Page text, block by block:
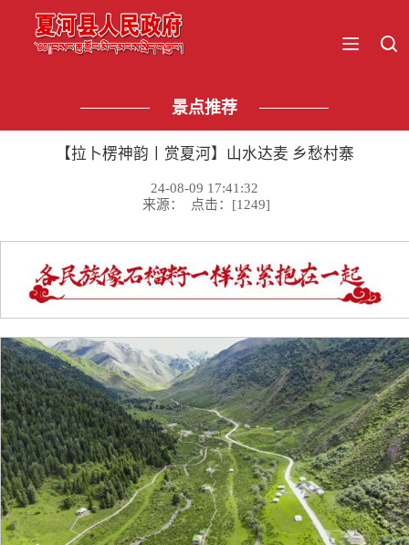
景点推荐
【拉卜楞神韵丨赏夏河】山水达麦 乡愁村寨
24-08-09 17:41:32
来源： 点击：[1249]